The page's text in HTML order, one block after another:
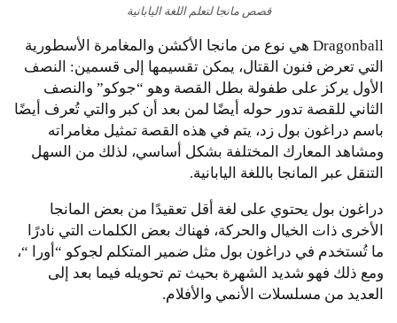
قصص مانجا لتعلم اللغة اليابانية
Dragonball هي نوع من مانجا الأكشن والمغامرة الأسطورية
التي تعرض فنون القتال، يمكن تقسيمها إلى قسمين: النصف
الأول يركز على طفولة بطل القصة وهو “جوكو” والنصف
الثاني للقصة تدور حوله أيضًا لمن بعد أن كبر والتي تُعرف أيضًا
باسم دراغون بول زد، يتم في هذه القصة تمثيل مغامراته
ومشاهد المعارك المختلفة بشكل أساسي، لذلك من السهل
التنقل عبر المانجا باللغة اليابانية.
دراغون بول يحتوي على لغة أقل تعقيدًا من بعض المانجا
الأخرى ذات الخيال والحركة، فهناك بعض الكلمات التي نادرًا
ما تُستخدم في دراغون بول مثل ضمير المتكلم لجوكو “أورا “،
ومع ذلك فهو شديد الشهرة بحيث تم تحويله فيما بعد إلى
العديد من مسلسلات الأنمي والأفلام.